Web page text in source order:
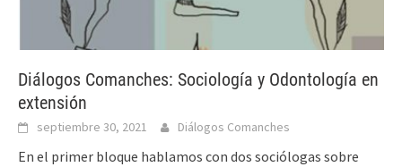
Diálogos Comanches: Sociología y Odontología en
extensión
septiembre 30, 2021 Diálogos Comanches
En el primer bloque hablamos con dos sociólogas sobre